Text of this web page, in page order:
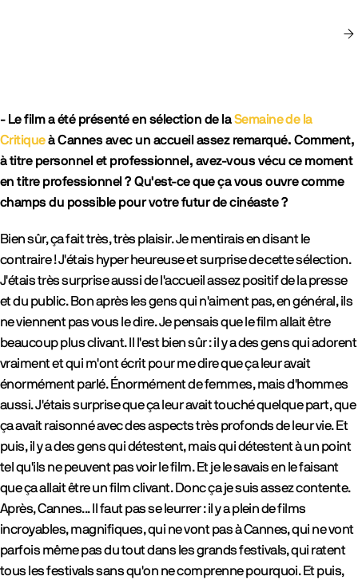
- Le film a été présenté en sélection de laSemaine de la
Critiqueà Cannes avec un accueil assez remarqué. Comment,
à titre personnel et professionnel, avez-vous vécu ce moment
en titre professionnel ? Qu'est-ce que ça vous ouvre comme
champs du possible pour votre futur de cinéaste ?
Bien sûr, ça fait très, très plaisir. Je mentirais en disant le
contraire ! J'étais hyper heureuse et surprise de cette sélection.
J'étais très surprise aussi de l'accueil assez positif de la presse
et du public. Bon après les gens qui n'aiment pas, en général, ils
ne viennent pas vous le dire. Je pensais que le film allait être
beaucoup plus clivant. Il l'est bien sûr : il y a des gens qui adorent
vraiment et qui m'ont écrit pour me dire que ça leur avait
énormément parlé. Énormément de femmes, mais d'hommes
aussi. J'étais surprise que ça leur avait touché quelque part, que
ça avait raisonné avec des aspects très profonds de leur vie. Et
puis, il y a des gens qui détestent, mais qui détestent à un point
tel qu'ils ne peuvent pas voir le film. Et je le savais en le faisant
que ça allait être un film clivant. Donc ça je suis assez contente.
Après, Cannes... Il faut pas se leurrer : il y a plein de films
incroyables, magnifiques, qui ne vont pas à Cannes, qui ne vont
parfois même pas du tout dans les grands festivals, qui ratent
tous les festivals sans qu'on ne comprenne pourquoi. Et puis,